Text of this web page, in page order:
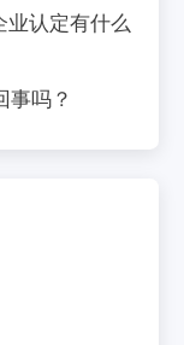
认定有什么
事吗？